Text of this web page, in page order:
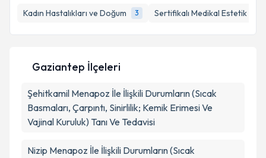
Kadın Hastalıkları ve Doğum 3 Sertifikalı Medikal Estetik
Metni'ni okudum ve kişisel verilerimin belirtilen
kapsamda işlenmesini kabul ediyorum.
Gaziantep İlçeleri
Şehitkamil Menapoz İle İlişkili Durumların (Sıcak
Basmaları, Çarpıntı, Sinirlilik; Kemik Erimesi Ve
Vajinal Kuruluk) Tanı Ve Tedavisi
Nizip Menapoz İle İlişkili Durumların (Sıcak